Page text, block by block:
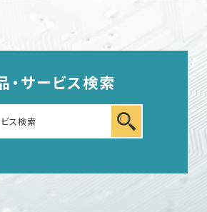
・サービス検索